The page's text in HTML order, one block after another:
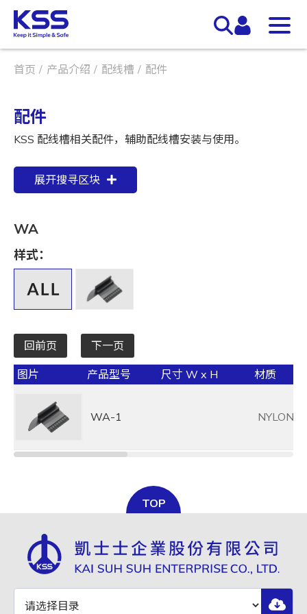
首页 产品介绍 配线槽 配件
配件
KSS 配线槽相关配件，辅助配线槽安装与使用。
展开搜寻区块
WA
样式：
回前页 下一页
图片 产品型号 尺寸 W x H 材质
WA-1 NYLON66
TOP